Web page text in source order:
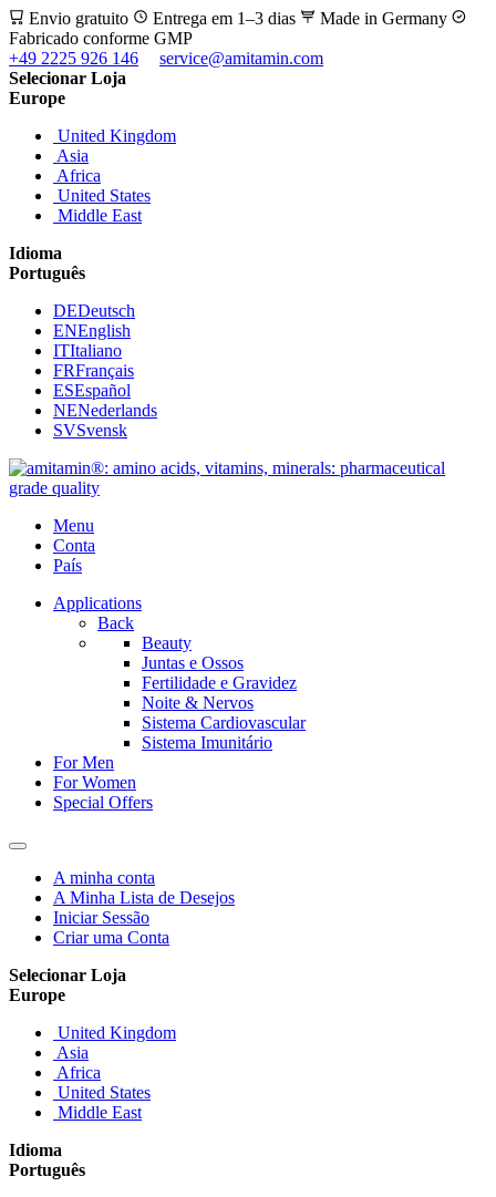
Envio gratuito Entrega em 1–3 dias
Made in Germany
Fabricado conforme GMP
+49 2225 926 146
service@amitamin.com
Selecionar Loja
Europe
United Kingdom
Asia
Africa
United States
Middle East
Idioma
Português
DEDeutsch
ENEnglish
ITItaliano
FRFrançais
ESEspañol
NENederlands
SVSvensk
Menu
Conta
País
Applications
Back
Beauty
Juntas e Ossos
Fertilidade e Gravidez
Noite & Nervos
Sistema Cardiovascular
Sistema Imunitário
For Men
For Women
Special Offers
A minha conta
A Minha Lista de Desejos
Iniciar Sessão
Criar uma Conta
Selecionar Loja
Europe
United Kingdom
Asia
Africa
United States
Middle East
Idioma
Português